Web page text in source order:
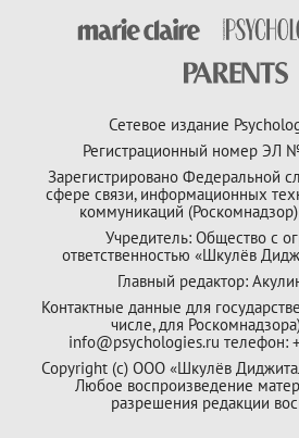
Сетевое издание
Регистрационный номер ЭЛ
Зарегистрировано Федеральной
сфере связи, информационных
коммуникаций
Учредитель: Общество с
ответственностью «Шкулёв
Главный редактор:
Контактные данные для
числе, для
info@psychologies.ru телефон:
Copyright (с) ООО «Шкулёв
Любое воспроизведение
разрешения редакции